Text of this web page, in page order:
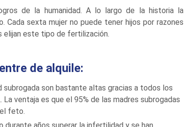
de la humanidad. A lo largo de la historia la
Cada sexta mujer no puede tener hijos por razones
elijan este tipo de fertilización.
de alquile:
son bastante altas gracias a todos los
ventaja es que el 95% de las madres subrogadas
feto.